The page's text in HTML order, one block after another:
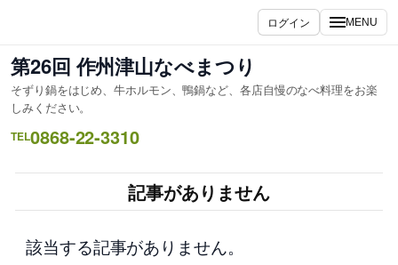
を
ス
キ
ッ
プ
ログイン MENU
第26回 作州津山なべまつり
そずり鍋をはじめ、牛ホルモン、鴨鍋など、各店自慢のなべ料理をお楽
しみください。
TEL0868-22-3310
記事がありません
該当する記事がありません。